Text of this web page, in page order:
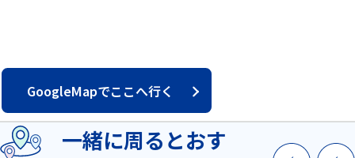
GoogleMapでここへ行く
一緒に周るとおす